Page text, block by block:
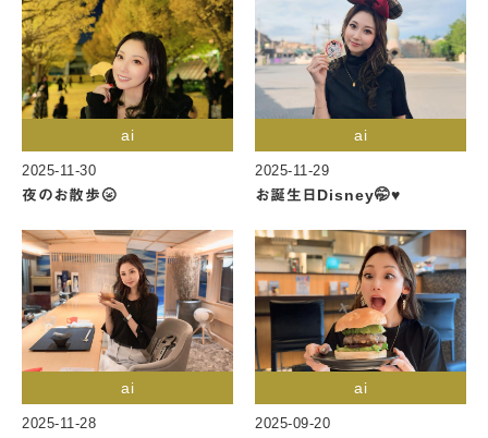
ai
2025-11-30
夜のお散歩🌝
ai
2025-11-29
お誕生日Disney🤭♥️
ai
2025-11-28
ai
2025-09-20